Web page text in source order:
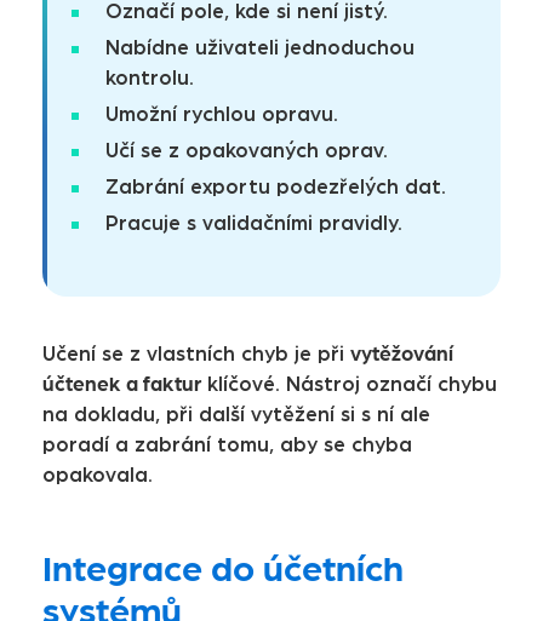
Označí pole, kde si není jistý.
Nabídne uživateli jednoduchou
kontrolu.
Umožní rychlou opravu.
Učí se z opakovaných oprav.
Zabrání exportu podezřelých dat.
Pracuje s validačními pravidly.
Učení se z vlastních chyb je při vytěžování
účtenek a faktur klíčové. Nástroj označí chybu
na dokladu, při další vytěžení si s ní ale
poradí a zabrání tomu, aby se chyba
opakovala.
Integrace do účetních
systémů